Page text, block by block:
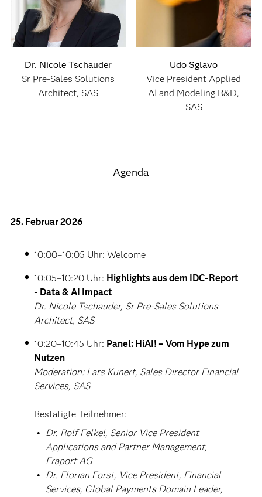
Dr. Nicole Tschauder
Sr Pre-Sales Solutions
Architect, SAS
Udo Sglavo
Vice President Applied
AI and Modeling R&D,
SAS
Agenda
25. Februar 2026
10:00–10:05 Uhr: Welcome
10:05–10:20 Uhr: Highlights aus dem IDC-Report
- Data & AI Impact
Dr. Nicole Tschauder, Sr Pre-Sales Solutions
Architect, SAS
10:20–10:45 Uhr: Panel: HiAI! – Vom Hype zum
Nutzen
Moderation: Lars Kunert, Sales Director Financial
Services, SAS
Bestätigte Teilnehmer:
Dr. Rolf Felkel, Senior Vice President
Applications and Partner Management,
Fraport AG
Dr. Florian Forst, Vice President, Financial
Services, Global Payments Domain Leader,